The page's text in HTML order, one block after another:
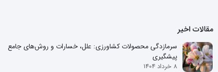
مقالات اخیر
سرمازدگی محصولات کشاورزی: علل، خسارات و روش‌های جامع
پیشگیری
8 خرداد 1404